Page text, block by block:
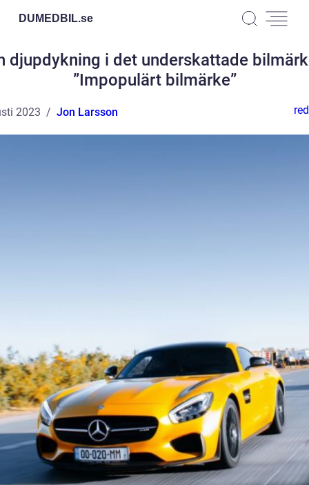
DUMEDBIL.se
djupdykning i det underskattade
”Impopulärt bilmärke”
2023 Jon Larsson